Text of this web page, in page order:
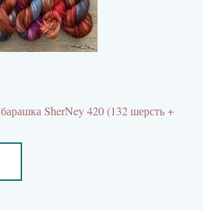
SherNey 420 (132 шерсть +